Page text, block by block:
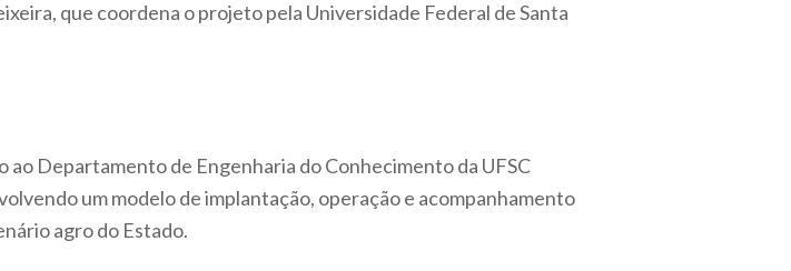
que coordena o projeto pela Universidade Federal de Santa
Departamento de Engenharia do Conhecimento da UFSC
um modelo de implantação, operação e acompanhamento
agro do Estado.